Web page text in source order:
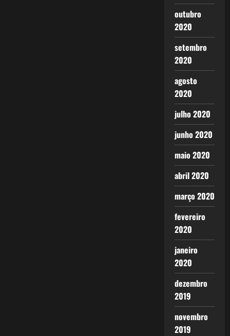
outubro
2020
setembro
2020
agosto
2020
julho 2020
junho 2020
maio 2020
abril 2020
março 2020
fevereiro
2020
janeiro
2020
dezembro
2019
novembro
2019